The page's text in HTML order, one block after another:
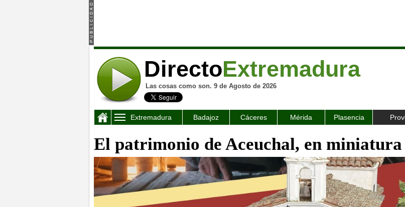
DirectoExtremadura
Las cosas como son. 9 de Agosto de 2026
Extremadura Badajoz Cáceres Mérida Plasencia
El patrimonio de Aceuchal, en miniatura